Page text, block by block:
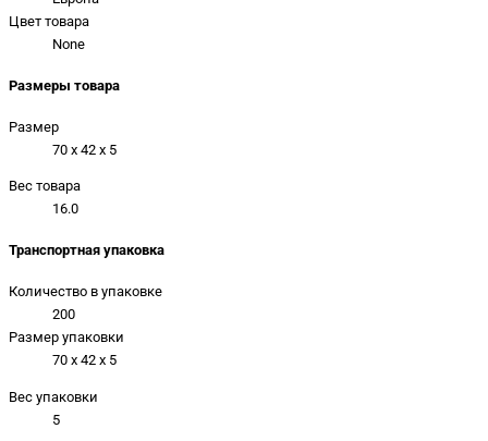
Цвет товара
None
Размеры товара
Размер
70 x 42 x 5
Вес товара
16.0
Транспортная упаковка
Количество в упаковке
200
Размер упаковки
70 x 42 x 5
Вес упаковки
5